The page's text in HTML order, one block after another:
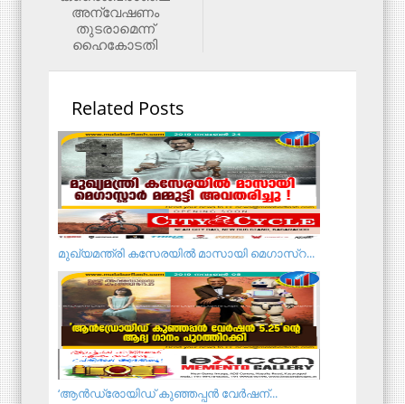
അന്വേഷണം
തുടരാമെന്ന്​
ഹൈകോടതി
Related Posts
മുഖ്യമന്ത്രി കസേരയിൽ മാസായി മെഗാസ്റ...
‘ആന്‍ഡ്രോയിഡ് കുഞ്ഞപ്പന്‍ വേര്‍ഷന്...